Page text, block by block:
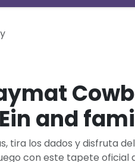
and
tira los dados y disfruta
con este tapete oficial